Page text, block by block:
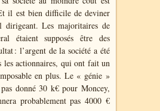
il est bien difficile de deviner
dirigeant. Les majoritaires de
étaient supposés être des
: l’argent de la société a été
les actionnaires, qui ont fait un
en plus. Le « génie »
donné 30 k€ pour Moncey,
probablement pas 4000 €